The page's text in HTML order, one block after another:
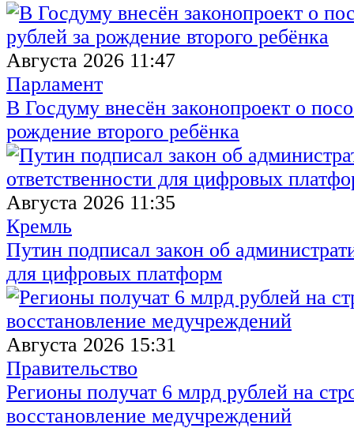
Августа 2026 11:47
Парламент
В Госдуму внесён законопроект о
рождение второго ребёнка
Августа 2026 11:35
Кремль
Путин подписал закон об
для цифровых платформ
Августа 2026 15:31
Правительство
Регионы получат 6 млрд рублей на
восстановление медучреждений